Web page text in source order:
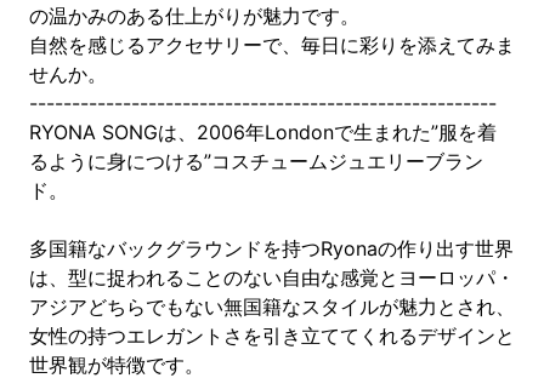
の温かみのある仕上がりが魅力です。
自然を感じるアクセサリーで、毎日に彩りを添えてみま
せんか。
-------------------------------------------------------
RYONA SONGは、2006年Londonで生まれた”服を着
るように身につける”コスチュームジュエリーブラン
ド。
多国籍なバックグラウンドを持つRyonaの作り出す世界
は、型に捉われることのない自由な感覚とヨーロッパ・
アジアどちらでもない無国籍なスタイルが魅力とされ、
女性の持つエレガントさを引き立ててくれるデザインと
世界観が特徴です。